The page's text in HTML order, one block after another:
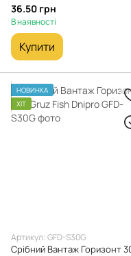
36.50 грн
В наявності
Купити
НОВИНКА
ХІТ
Артикул: GFD-S30G